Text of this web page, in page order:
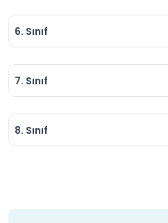
6. Sınıf
7. Sınıf
8. Sınıf